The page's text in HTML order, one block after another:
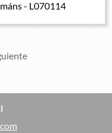
- L070114